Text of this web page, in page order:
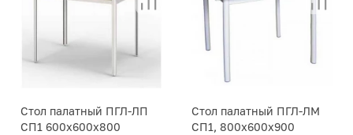
Стол палатный ПГЛ-ЛП
СП1 600х600х800
Стол палатный ПГЛ-ЛМ
СП1, 800х600х900